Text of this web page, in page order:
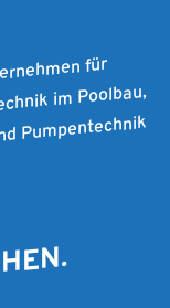
für
im Poolbau,
Pumpentechnik